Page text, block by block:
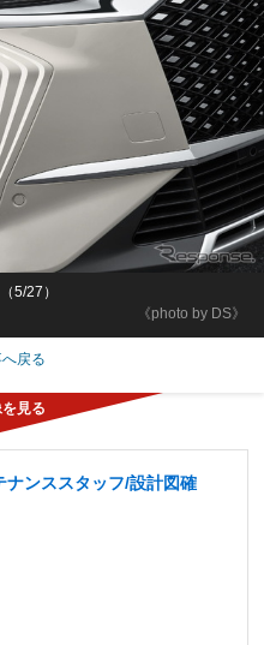
《photo by DS》
5/27）
へ戻る
ンススタッフ/設計図確